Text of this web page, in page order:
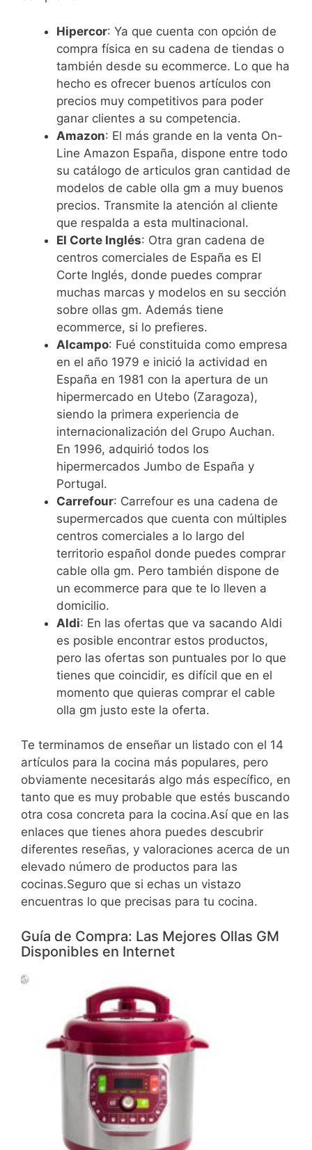
Hipercor: Ya que cuenta con opción de
compra física en su cadena de tiendas o
también desde su ecommerce. Lo que ha
hecho es ofrecer buenos artículos con
precios muy competitivos para poder
ganar clientes a su competencia.
Amazon: El más grande en la venta On-
Line Amazon España, dispone entre todo
su catálogo de articulos gran cantidad de
modelos de cable olla gm a muy buenos
precios. Transmite la atención al cliente
que respalda a esta multinacional.
El Corte Inglés: Otra gran cadena de
centros comerciales de España es El
Corte Inglés, donde puedes comprar
muchas marcas y modelos en su sección
sobre ollas gm. Además tiene
ecommerce, si lo prefieres.
Alcampo: Fué constituida como empresa
en el año 1979 e inició la actividad en
España en 1981 con la apertura de un
hipermercado en Utebo (Zaragoza),
siendo la primera experiencia de
internacionalización del Grupo Auchan.
En 1996, adquirió todos los
hipermercados Jumbo de España y
Portugal.
Carrefour: Carrefour es una cadena de
supermercados que cuenta con múltiples
centros comerciales a lo largo del
territorio español donde puedes comprar
cable olla gm. Pero también dispone de
un ecommerce para que te lo lleven a
domicilio.
Aldi: En las ofertas que va sacando Aldi
es posible encontrar estos productos,
pero las ofertas son puntuales por lo que
tienes que coincidir, es difícil que en el
momento que quieras comprar el cable
olla gm justo este la oferta.
Te terminamos de enseñar un listado con el 14
artículos para la cocina más populares, pero
obviamente necesitarás algo más específico, en
tanto que es muy probable que estés buscando
otra cosa concreta para la cocina.Así que en las
enlaces que tienes ahora puedes descubrir
diferentes reseñas, y valoraciones acerca de un
elevado número de productos para las
cocinas.Seguro que si echas un vistazo
encuentras lo que precisas para tu cocina.
Guía de Compra: Las Mejores Ollas GM
Disponibles en Internet